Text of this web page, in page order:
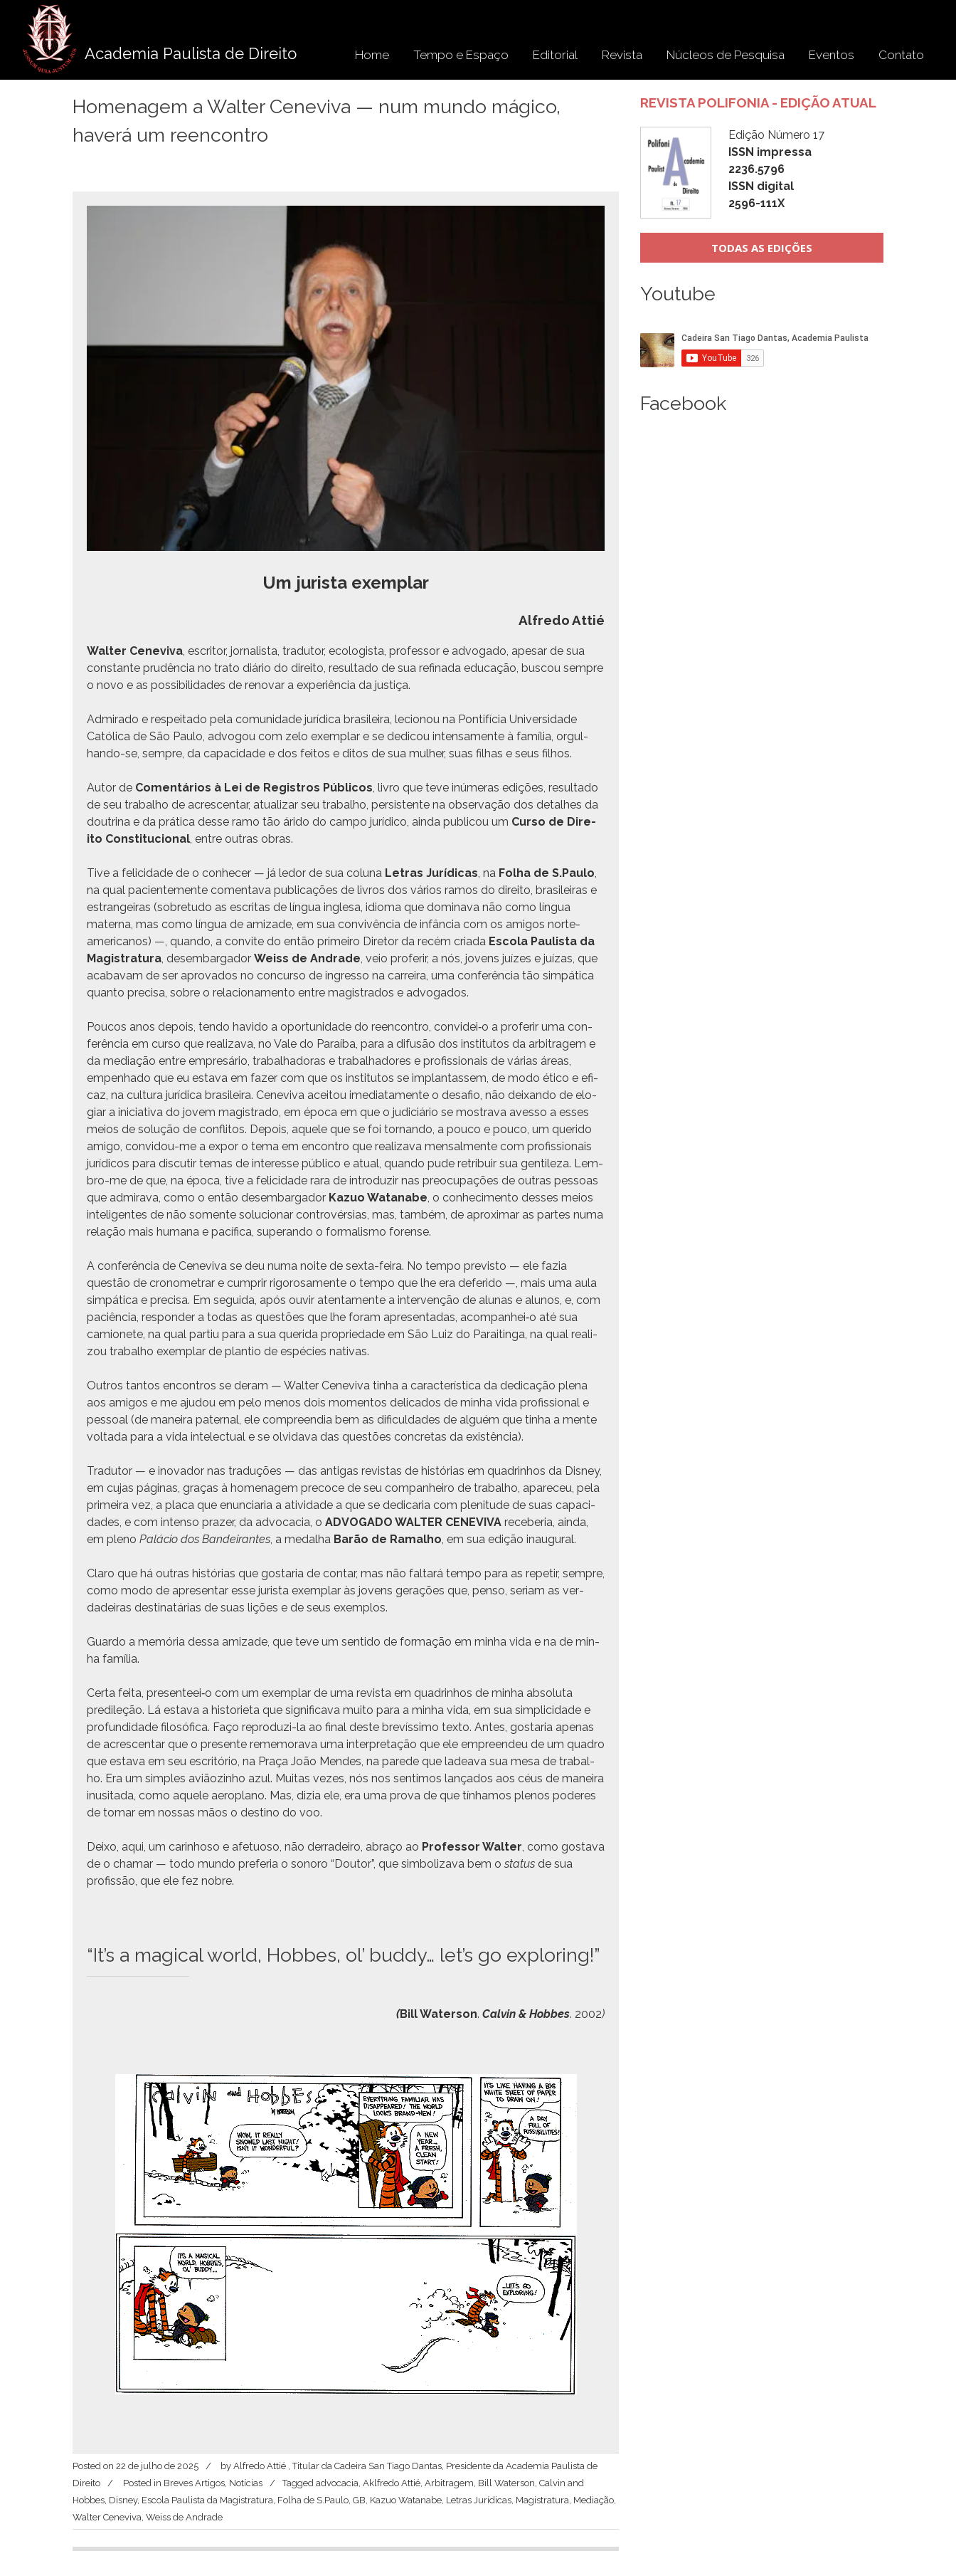
conteúdo
Academia Paulista de Direito Home Tempo e Espaço Editorial Revista Núcleos de Pesquisa Eventos Contato
Homenagem a Walter Ceneviva — num mundo mágico,
haverá um reencontro
Um jurista exemplar
Alfredo Attié
Wal­ter Cenevi­va, escritor, jor­nal­ista, tradu­tor, ecol­o­gista, pro­fes­sor e advo­ga­do, ape­sar de sua
con­stante prudên­cia no tra­to diário do dire­ito, resul­ta­do de sua refi­na­da edu­cação, bus­cou sem­pre
o novo e as pos­si­bil­i­dades de ren­o­var a exper­iên­cia da justiça.
Admi­ra­do e respeita­do pela comu­nidade jurídi­ca brasileira, lecio­nou na Pon­tif­í­cia Uni­ver­si­dade
Católi­ca de São Paulo, advo­gou com zelo exem­plar e se dedi­cou inten­sa­mente à família, orgul­
han­do-se, sem­pre, da capaci­dade e dos feitos e ditos de sua mul­her, suas fil­has e seus filhos.
Autor de Comen­tários à Lei de Reg­istros Públi­cos, livro que teve inúmeras edições, resul­ta­do
de seu tra­bal­ho de acres­cen­tar, atu­alizar seu tra­bal­ho, per­sis­tente na obser­vação dos detal­h­es da
dout­ri­na e da práti­ca desse ramo tão ári­do do cam­po jurídi­co, ain­da pub­li­cou um Cur­so de Dire­
ito Con­sti­tu­cional, entre out­ras obras.
Tive a feli­ci­dade de o con­hecer — já ledor de sua col­u­na Letras Jurídi­cas, na Fol­ha de S.Paulo,
na qual pacien­te­mente comen­ta­va pub­li­cações de livros dos vários ramos do dire­ito, brasileiras e
estrangeiras (sobre­tu­do as escritas de lín­gua ingle­sa, idioma que domi­na­va não como lín­gua
mater­na, mas como lín­gua de amizade, em sua con­vivên­cia de infân­cia com os ami­gos norte-
amer­i­canos) —, quan­do, a con­vite do então primeiro Dire­tor da recém cri­a­da Esco­la Paulista da
Mag­i­s­tratu­ra, desem­bar­gador Weiss de Andrade, veio pro­ferir, a nós, jovens juízes e juízas, que
acabavam de ser aprova­dos no con­cur­so de ingres­so na car­reira, uma con­fer­ên­cia tão sim­páti­ca
quan­to pre­cisa, sobre o rela­ciona­men­to entre mag­istra­dos e advogados.
Poucos anos depois, ten­do havi­do a opor­tu­nidade do reen­con­tro, convidei‑o a pro­ferir uma con­
fer­ên­cia em cur­so que real­iza­va, no Vale do Paraí­ba, para a difusão dos insti­tu­tos da arbi­tragem e
da medi­ação entre empresário, tra­bal­hado­ras e tra­bal­hadores e profis­sion­ais de várias áreas,
empen­hado que eu esta­va em faz­er com que os insti­tu­tos se implan­tassem, de modo éti­co e efi­
caz, na cul­tura jurídi­ca brasileira. Cenevi­va aceitou ime­di­ata­mente o desafio, não deixan­do de elo­
giar a ini­cia­ti­va do jovem mag­istra­do, em época em que o judi­ciário se mostra­va aves­so a ess­es
meios de solução de con­fli­tos. Depois, aque­le que se foi tor­nan­do, a pouco e pouco, um queri­do
ami­go, con­vi­dou-me a expor o tema em encon­tro que real­iza­va men­salmente com profis­sion­ais
jurídi­cos para dis­cu­tir temas de inter­esse públi­co e atu­al, quan­do pude ret­ribuir sua gen­tileza. Lem­
bro-me de que, na época, tive a feli­ci­dade rara de intro­duzir nas pre­ocu­pações de out­ras pes­soas
que admi­ra­va, como o então desem­bar­gador Kazuo Watan­abe, o con­hec­i­men­to dess­es meios
inteligentes de não somente solu­cionar con­tro­vér­sias, mas, tam­bém, de aprox­i­mar as partes numa
relação mais humana e pací­fi­ca, superan­do o for­mal­is­mo forense.
A con­fer­ên­cia de Cenevi­va se deu numa noite de sex­ta-feira. No tem­po pre­vis­to — ele fazia
questão de cronome­trar e cumprir rig­orosa­mente o tem­po que lhe era deferi­do —, mais uma aula
sim­páti­ca e pre­cisa. Em segui­da, após ouvir aten­ta­mente a inter­venção de alu­nas e alunos, e, com
paciên­cia, respon­der a todas as questões que lhe foram apre­sen­tadas, acompanhei‑o até sua
camionete, na qual par­tiu para a sua queri­da pro­priedade em São Luiz do Paraitin­ga, na qual real­i­
zou tra­bal­ho exem­plar de plan­tio de espé­cies nativas.
Out­ros tan­tos encon­tros se der­am — Wal­ter Cenevi­va tin­ha a car­ac­terís­ti­ca da ded­i­cação ple­na
aos ami­gos e me aju­dou em pelo menos dois momen­tos del­i­ca­dos de min­ha vida profis­sion­al e
pes­soal (de maneira pater­nal, ele com­preen­dia bem as difi­cul­dades de alguém que tin­ha a mente
volta­da para a vida int­elec­tu­al e se olvi­da­va das questões conc­re­tas da existência).
Tradu­tor — e ino­vador nas traduções — das anti­gas revis­tas de histórias em quadrin­hos da Dis­ney,
em cujas pági­nas, graças à hom­e­nagem pre­coce de seu com­pan­heiro de tra­bal­ho, apare­ceu, pela
primeira vez, a pla­ca que enun­cia­ria a ativi­dade a que se dedi­caria com plen­i­tude de suas capaci­
dades, e com inten­so praz­er, da advo­ca­cia, o ADVOGADO WALTER CENEVIVA rece­be­ria, ain­da,
em pleno Palá­cio dos Ban­deirantes, a medal­ha Barão de Ramal­ho, em sua edição inaugural.
Claro que há out­ras histórias que gostaria de con­tar, mas não fal­tará tem­po para as repe­tir, sem­pre,
como modo de apre­sen­tar esse jurista exem­plar às jovens ger­ações que, pen­so, seri­am as ver­
dadeiras des­ti­natárias de suas lições e de seus exemplos.
Guar­do a memória dessa amizade, que teve um sen­ti­do de for­mação em min­ha vida e na de min­
ha família.
Cer­ta fei­ta, presenteei‑o com um exem­plar de uma revista em quadrin­hos de min­ha abso­lu­ta
predileção. Lá esta­va a his­to­ri­eta que sig­nifi­ca­va muito para a min­ha vida, em sua sim­pli­ci­dade e
pro­fun­di­dade filosó­fi­ca. Faço repro­duzi-la ao final deste brevís­si­mo tex­to. Antes, gostaria ape­nas
de acres­cen­tar que o pre­sente remem­o­ra­va uma inter­pre­tação que ele empreen­deu de um quadro
que esta­va em seu escritório, na Praça João Mendes, na parede que ladea­va sua mesa de tra­bal­
ho. Era um sim­ples aviãoz­in­ho azul. Muitas vezes, nós nos sen­ti­mos lança­dos aos céus de maneira
inusi­ta­da, como aque­le aero­plano. Mas, dizia ele, era uma pro­va de que tín­hamos plenos poderes
de tomar em nos­sas mãos o des­ti­no do voo.
Deixo, aqui, um car­in­hoso e afe­tu­oso, não der­radeiro, abraço ao Pro­fes­sor Wal­ter, como gosta­va
de o chamar — todo mun­do prefe­ria o sonoro “Doutor”, que sim­boliza­va bem o sta­tus de sua
profis­são, que ele fez nobre.
“It’s a magical world, Hobbes, ol’ buddy… let’s go exploring!”
(BillWater­son. Calvin & Hobbes. 2002)
Posted on 22 de julho de 2025 by Alfredo Attié , Titular da Cadeira San Tiago Dantas, Presidente da Academia Paulista de
Direito
Posted in Breves Artigos, Notícias Tagged advocacia, Aklfredo Attié, Arbitragem, Bill Waterson, Calvin and
Hobbes, Disney, Escola Paulista da Magistratura, Folha de S.Paulo, GB, Kazuo Watanabe, Letras Jurídicas, Magistratura, Mediação,
Walter Ceneviva, Weiss de Andrade
REVISTA POLIFONIA - EDIÇÃO ATUAL
Edição Número 17
ISSN impressa
2236.5796
ISSN digital
2596-111X
TODAS AS EDIÇÕES
Youtube
Facebook